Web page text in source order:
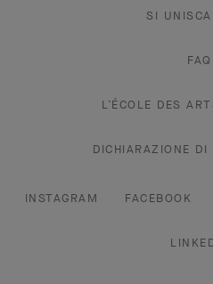
SI
FAQ
L’ÉCOLE DES
DICHIARAZIONE DI
INSTAGRAM FACEBOOK